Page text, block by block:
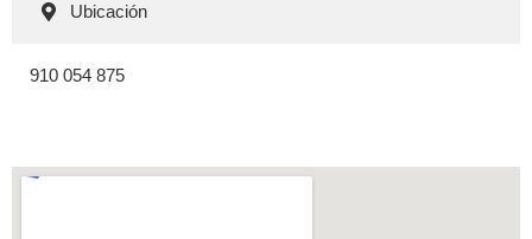
Ubicación
910 054 875